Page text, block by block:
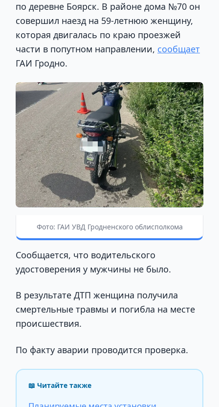
по деревне Боярск. В районе дома №70 он
совершил наезд на 59-летнюю женщину,
которая двигалась по краю проезжей
части в попутном направлении, сообщает
ГАИ Гродно.
Фото: ГАИ УВД Гродненского облисполкома
Сообщается, что водительского
удостоверения у мужчины не было.
В результате ДТП женщина получила
смертельные травмы и погибла на месте
происшествия.
По факту аварии проводится проверка.
📖 Читайте также